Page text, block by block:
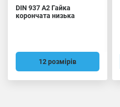
DIN 937 A2 Гайка
корончата низька
12 розмірів